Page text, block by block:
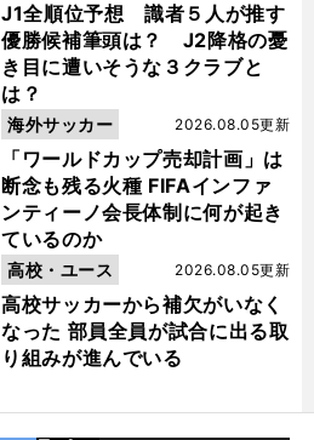
J1全順位予想 識者５人が推す
優勝候補筆頭は？ J2降格の憂
き目に遭いそうな３クラブと
は？
「ワールドカップ売却計画」は
断念も残る火種 FIFAインファ
ンティーノ会長体制に何が起き
ているのか
2026.08.05更新
海外サッカー
高校サッカーから補欠がいなく
なった 部員全員が試合に出る取
り組みが進んでいる
2026.08.05更新
高校・ユース